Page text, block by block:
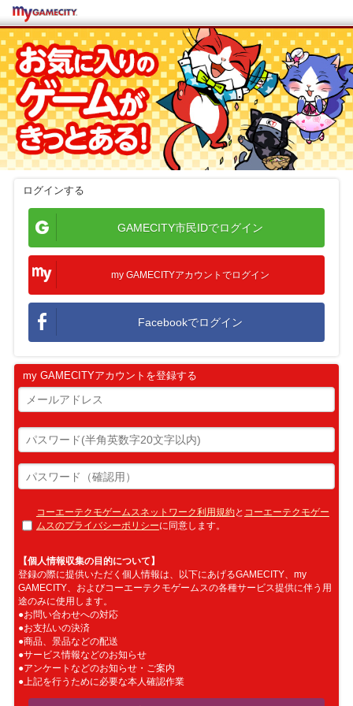
ログインする
my GAMECITYアカウントを登録する
コーエーテクモゲームスネットワーク利用規約と コーエーテクモゲー
ムスのプライバシーポリシーに同意します。
【個人情報収集の目的について】
登録の際に提供いただく個人情報は、以下にあげるGAMECITY、my
GAMECITY、およびコーエーテクモゲームスの各種サービス提供に伴う用
途のみに使用します。
●お問い合わせへの対応
●お支払いの決済
●商品、景品などの配送
●サービス情報などのお知らせ
●アンケートなどのお知らせ・ご案内
●上記を行うために必要な本人確認作業